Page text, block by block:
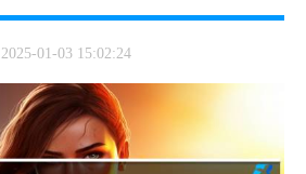
2025-01-03 15:02:24